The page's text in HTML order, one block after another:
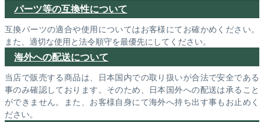
パーツ等の互換性について
互換パーツの適合や使用についてはお客様にてお確かめください。
また、適切な使用と法令順守を最優先にしてください。
海外への配送について
当店で販売する商品は、日本国内での取り扱いが合法で安全である
事のみ確認しております。そのため、日本国外への配送は承ること
ができません。また、お客様自身にて海外へ持ち出す事もお止めく
ださい。